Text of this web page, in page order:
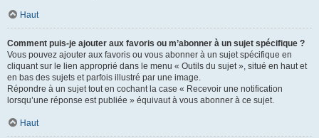
Haut
Comment puis-je ajouter aux favoris ou m’abonner à un sujet spécifique ?
Vous pouvez ajouter aux favoris ou vous abonner à un sujet spécifique en
cliquant sur le lien approprié dans le menu « Outils du sujet », situé en haut et
en bas des sujets et parfois illustré par une image.
Répondre à un sujet tout en cochant la case « Recevoir une notification
lorsqu’une réponse est publiée » équivaut à vous abonner à ce sujet.
Haut